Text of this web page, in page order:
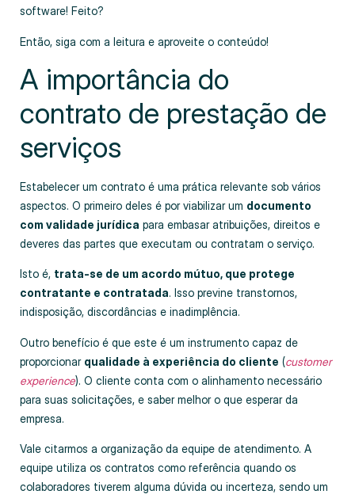
software! Feito?
Então, siga com a leitura e aproveite o conteúdo!
A importância do
contrato de prestação de
serviços
Estabelecer um contrato é uma prática relevante sob vários
aspectos. O primeiro deles é por viabilizar um documento
com validade jurídica para embasar atribuições, direitos e
deveres das partes que executam ou contratam o serviço.
Isto é, trata-se de um acordo mútuo, que protege
contratante e contratada. Isso previne transtornos,
indisposição, discordâncias e inadimplência.
Outro benefício é que este é um instrumento capaz de
proporcionar qualidade à experiência do cliente (customer
experience). O cliente conta com o alinhamento necessário
para suas solicitações, e saber melhor o que esperar da
empresa.
Vale citarmos a organização da equipe de atendimento. A
equipe utiliza os contratos como referência quando os
colaboradores tiverem alguma dúvida ou incerteza, sendo um